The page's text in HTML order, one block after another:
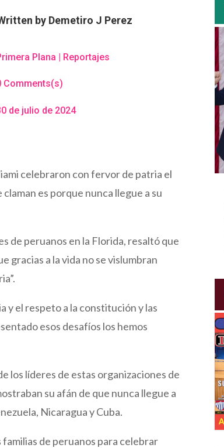
by Demetiro J Perez
Plana | Reportajes
Comments(s)
de julio de 2024
celebraron con fervor de patria el
es porque nunca llegue a su
de peruanos en la Florida, resaltó que
gracias a la vida no se vislumbran
y el respeto a la constitución y las
esos desafíos los hemos
los líderes de estas organizaciones de
su afán de que nunca llegue a
Nicaragua y Cuba.
de peruanos para celebrar